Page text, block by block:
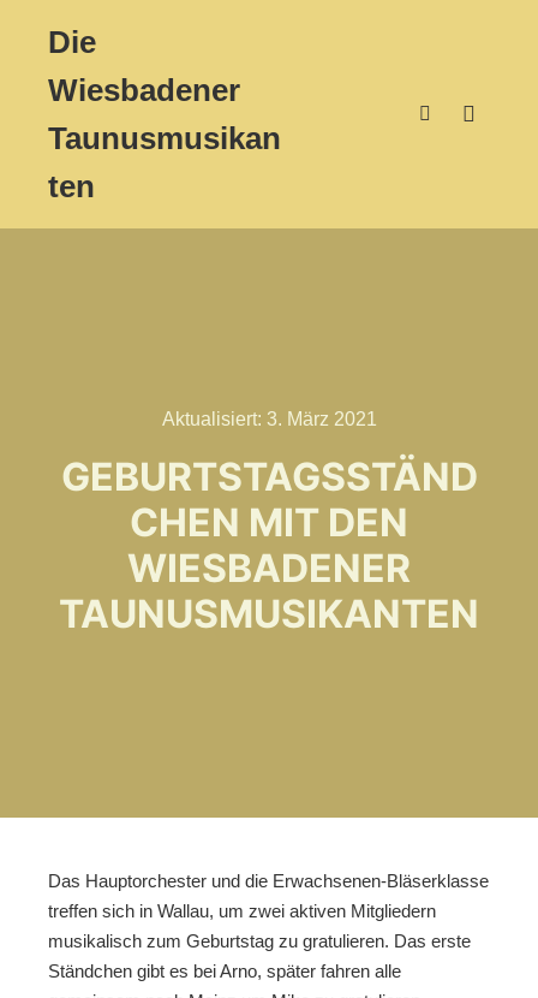
Die
Wiesbadener
Taunusmusikan
ten
Aktualisiert: 3. März 2021
GEBURTSTAGSSTÄND
CHEN MIT DEN
WIESBADENER
TAUNUSMUSIKANTEN
Das Hauptorchester und die Erwachsenen-Bläserklasse
treffen sich in Wallau, um zwei aktiven Mitgliedern
musikalisch zum Geburtstag zu gratulieren. Das erste
Ständchen gibt es bei Arno, später fahren alle